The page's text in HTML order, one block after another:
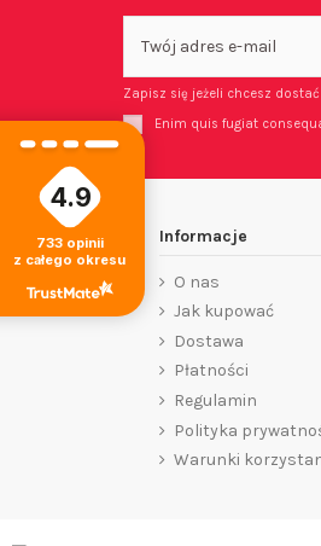
4.9
733 opinii
z całego okresu
Zapisz się jeżeli chcesz
Enim quis fugiat
Informacje
O nas
Jak kupować
Dostawa
Płatności
Regulamin
Polityka
Warunki